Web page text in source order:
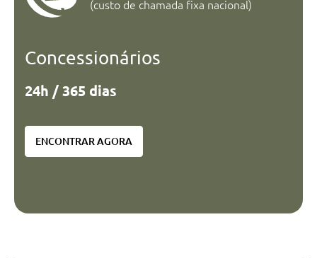
(custo de chamada fixa nacional)
Concessionários
24h / 365 dias
ENCONTRAR AGORA